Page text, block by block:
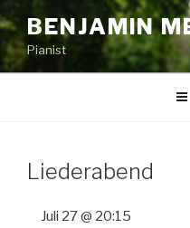
Inhalt
springen
BENJAMIN
Pianist
Liederabend
Juli 27 @ 20:15